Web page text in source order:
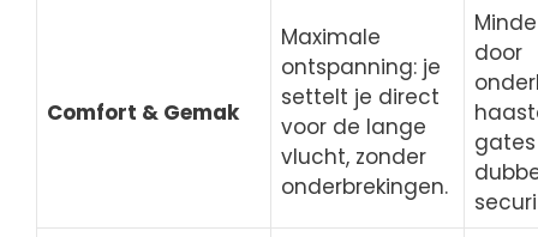
Comfort & Gemak
Maximale
ontspanning: je
settelt je direct
voor de lange
vlucht, zonder
onderbrekingen.
door